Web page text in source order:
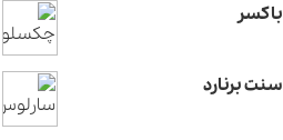
باکسر
سنت برنارد